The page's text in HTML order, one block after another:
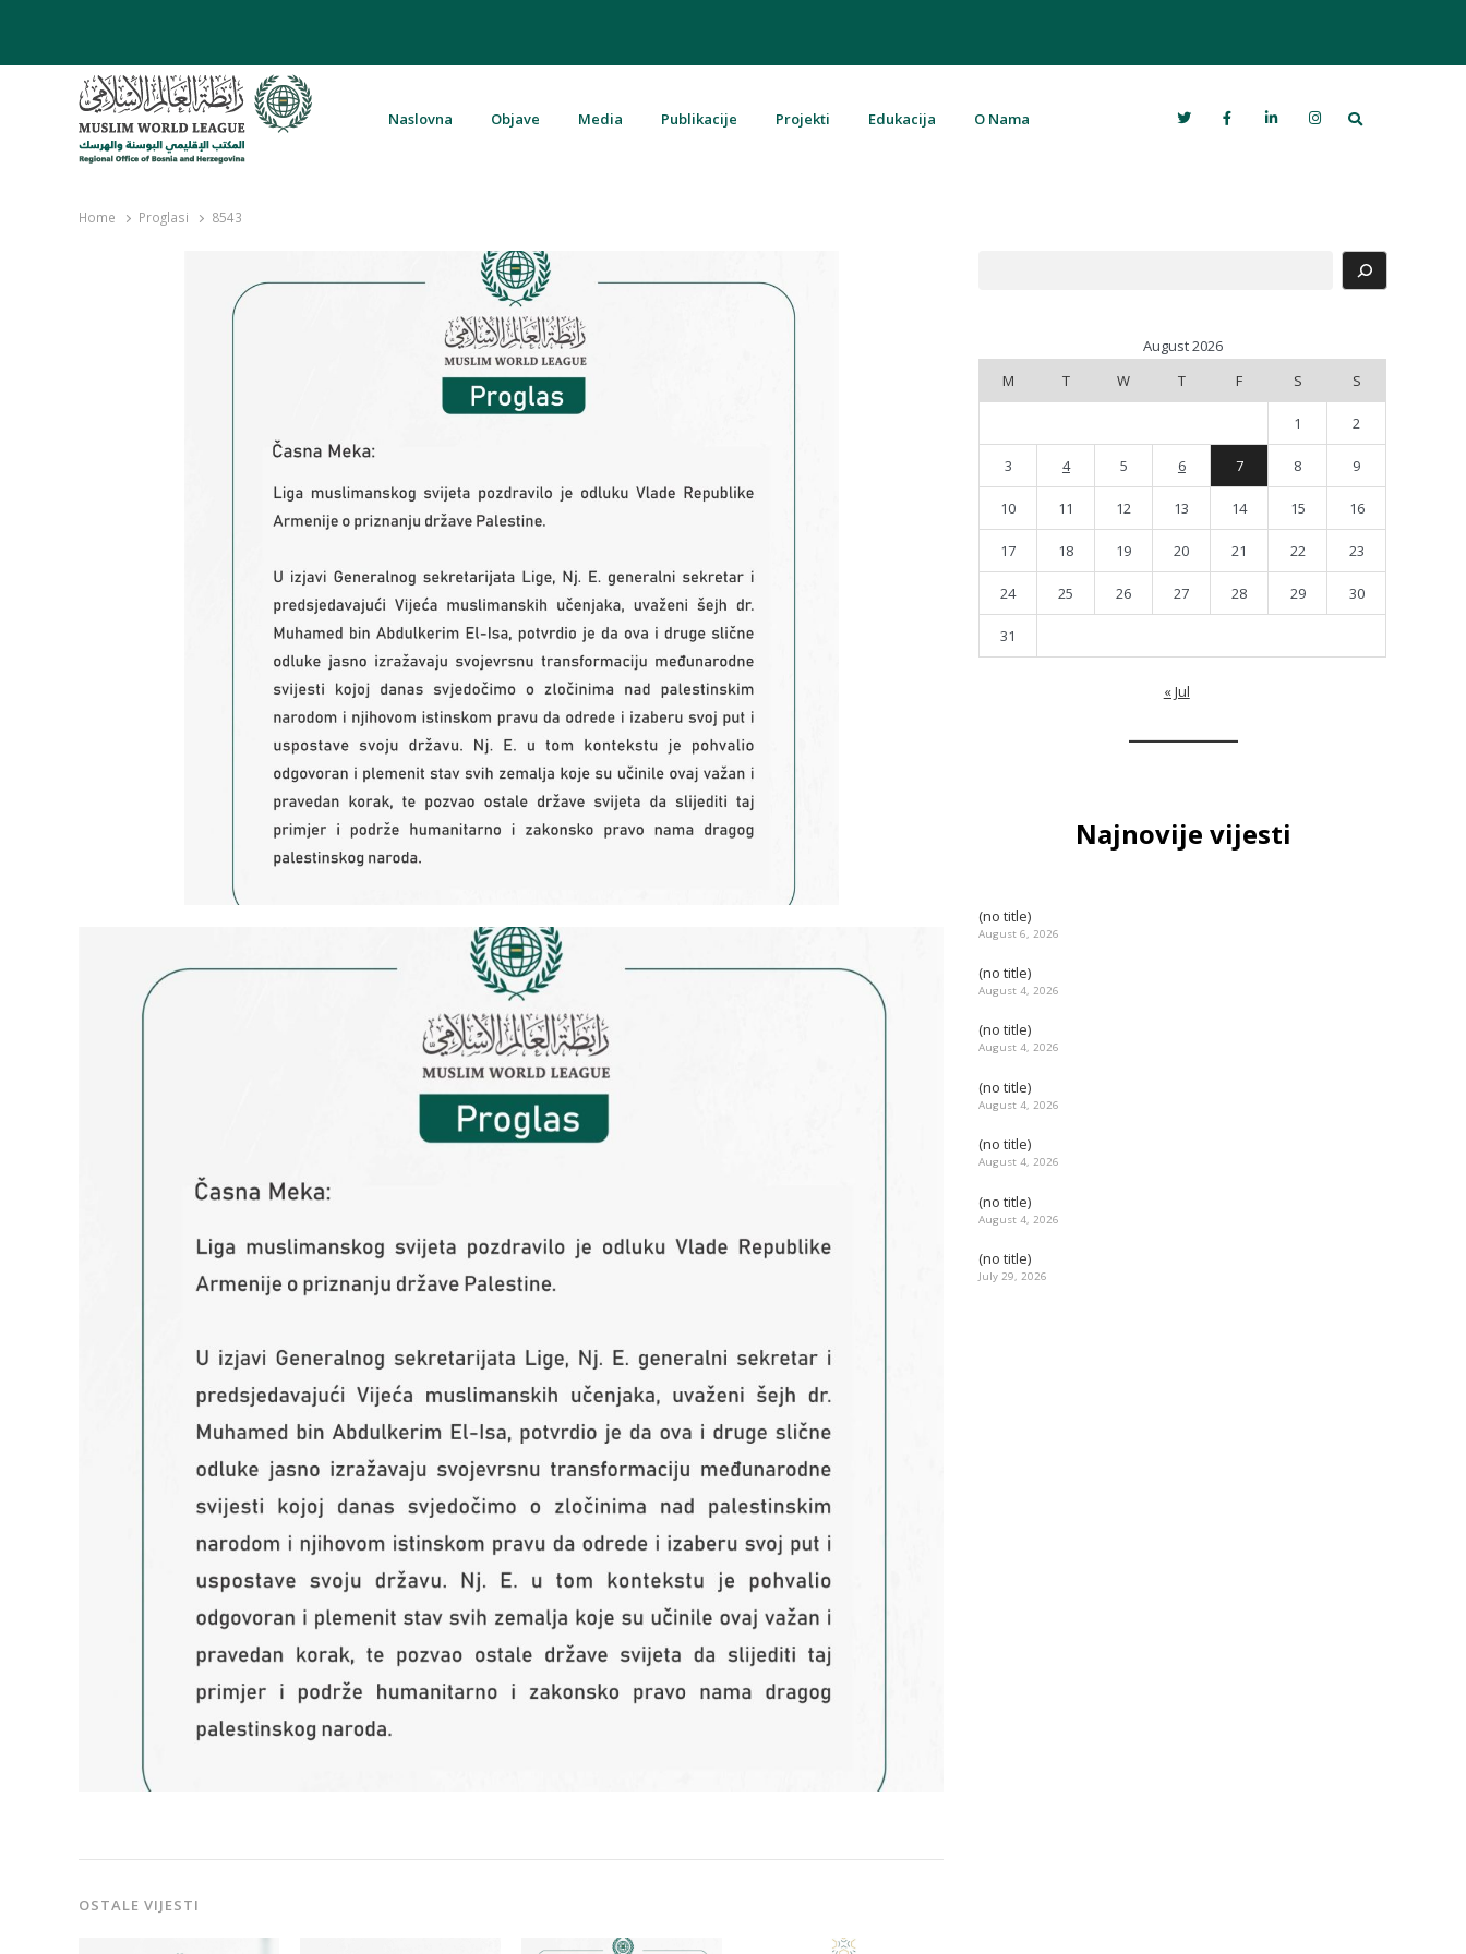
Naslovna Objave Media Publikacije Projekti Edukacija O Nama Search
Home Proglasi 8543
OSTALE VIJESTI
August 2026
M
T W T F S S
1 2
3 4 5 6 7 8 9
10 11 12 13 14 15 16
17 18 19 20 21 22 23
24 25 26 27 28 29 30
31
« Jul
Najnovije vijesti
(no title)
August 6, 2026
(no title)
August 4, 2026
(no title)
August 4, 2026
(no title)
August 4, 2026
(no title)
August 4, 2026
(no title)
August 4, 2026
(no title)
July 29, 2026